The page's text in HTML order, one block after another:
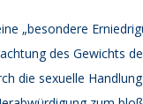
„besondere
des Gewichts
die sexuelle